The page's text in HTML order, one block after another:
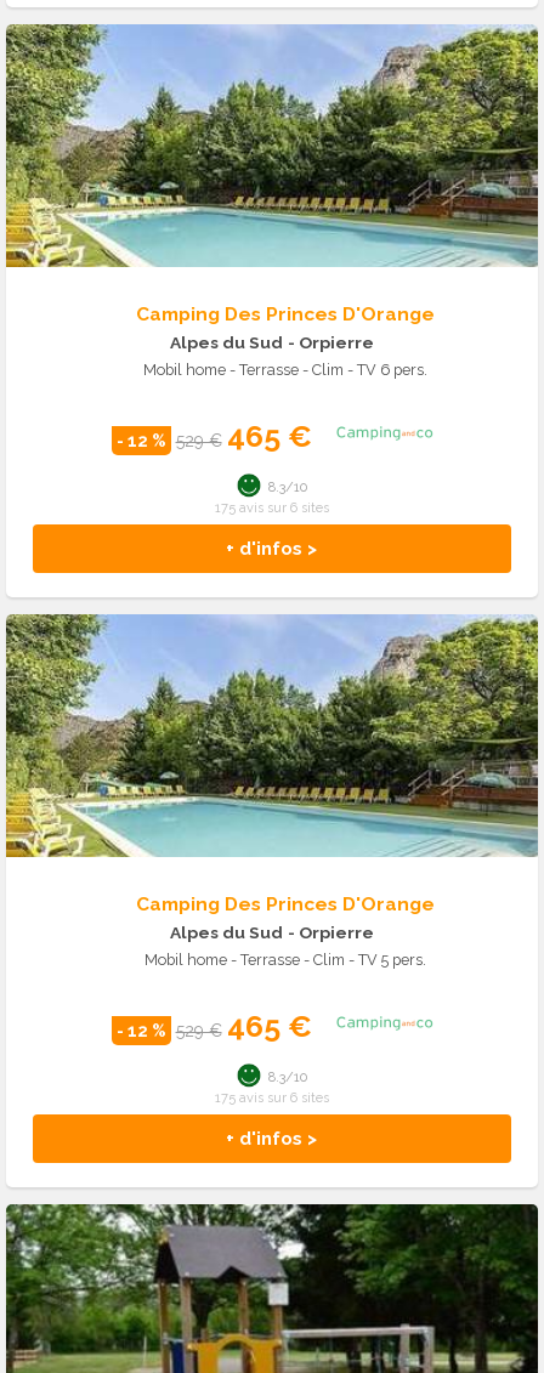
Camping Des Princes D'Orange
Alpes du Sud - Orpierre
Mobil home - Terrasse - Clim - TV 6 pers.
- 12 % 529 € 465 €
+ d'infos >
8.3/10
175 avis sur 6 sites
Camping Des Princes D'Orange
Alpes du Sud - Orpierre
Mobil home - Terrasse - Clim - TV 5 pers.
- 12 % 529 € 465 €
+ d'infos >
8.3/10
175 avis sur 6 sites